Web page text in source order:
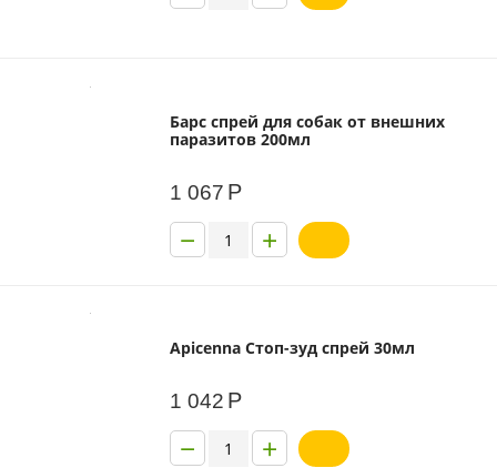
Барс спрей для собак от внешних
паразитов 200мл
1 067 Р
+
−
Apicenna Стоп-зуд спрей 30мл
1 042 Р
+
−